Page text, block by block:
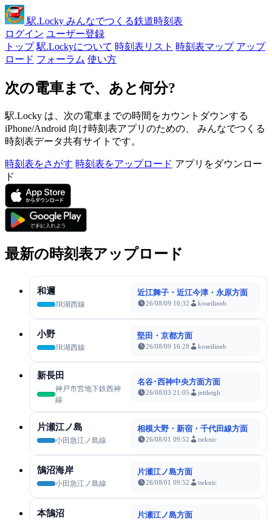
駅.Locky みんなでつくる鉄道時刻表
ログイン ユーザー登録
トップ 駅.Lockyについて 時刻表リスト 時刻表マップ アップ
ロード フォーラム 使い方
次の電車まで、あと何分?
駅.Locky は、次の電車までの時間をカウントダウンする
iPhone/Android 向け時刻表アプリのための、 みんなでつくる
時刻表データ共有サイトです。
時刻表をさがす 時刻表をアップロード アプリをダウンロー
ド
最新の時刻表アップロード
和邇
JR湖西線
近江舞子・近江今津・永原方面
26/08/09 16:32 koseilineb
小野
JR湖西線
堅田・京都方面
26/08/09 16:28 koseilineb
新長田
神戸市営地下鉄西神
線
名谷･西神中央方面方面
26/08/03 21:05 jettleigh
片瀬江ノ島
小田急江ノ島線
相模大野・新宿・千代田線方面
26/08/01 09:52 tsrknic
鵠沼海岸
小田急江ノ島線
片瀬江ノ島方面
26/08/01 09:52 tsrknic
本鵠沼 片瀬江ノ島方面